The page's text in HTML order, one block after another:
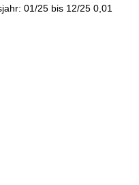
01/25 bis 12/25 0,01